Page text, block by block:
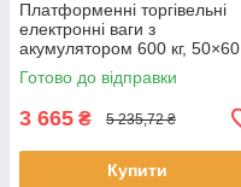
Платформенні торгівельні
електронні ваги з
акумулятором 600 кг, 50×60
см / Ваги складські / Ваги
напольні
Готово до відправки
3 665 ₴ 5 235,72 ₴
Купити